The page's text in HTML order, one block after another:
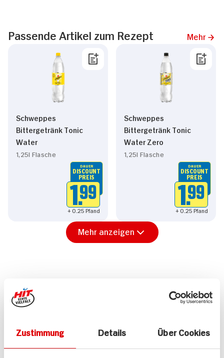
Zustimmung Details Über Cookies
Passende Artikel zum Rezept Mehr
Schweppes
Bittergetränk Tonic
Water
1,25l Flasche
DAUER
DISCOUNT
PREIS
1.99
+ 0.25 Pfand
Schweppes
Bittergetränk Tonic
Water Zero
1,25l Flasche
DAUER
DISCOUNT
PREIS
1.99
+ 0.25 Pfand
Mehr anzeigen